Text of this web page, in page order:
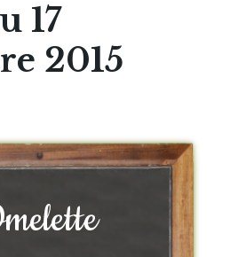
17
2015